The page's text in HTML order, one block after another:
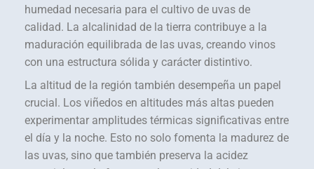
humedad necesaria para el cultivo de uvas de
calidad. La alcalinidad de la tierra contribuye a la
maduración equilibrada de las uvas, creando vinos
con una estructura sólida y carácter distintivo.
La altitud de la región también desempeña un papel
crucial. Los viñedos en altitudes más altas pueden
experimentar amplitudes térmicas significativas entre
el día y la noche. Esto no solo fomenta la madurez de
las uvas, sino que también preserva la acidez